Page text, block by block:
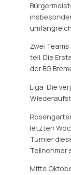
Zwei
teil. Die
der BG
Liga: Die
letzten
Turnier
Teilnehmer
Mitte